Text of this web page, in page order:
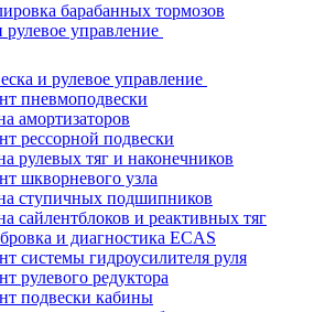
барабанных тормозов
рулевое управление
и рулевое управление
пневмоподвески
амортизаторов
рессорной подвески
рулевых тяг и наконечников
шкворневого узла
ступичных подшипников
сайлентблоков и реактивных тяг
и диагностика ECAS
системы гидроусилителя руля
рулевого редуктора
подвески кабины